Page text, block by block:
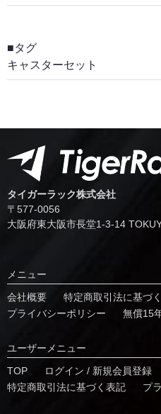
■タグ
キャスターセット
タイガーラック株式会社
〒577-0056
⼤阪府東⼤阪市⻑堂1-3-14
メニュー
会社概要
特定商取引法に基づ
プライバシーポリシー
無償15
ユーザーメニュー
TOP
ログイン / 新規会員登録
特定商取引法に基づく表記
プ